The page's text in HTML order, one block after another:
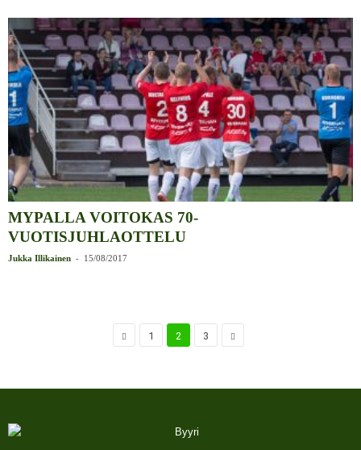
MYPALLA VOITOKAS 70-
VUOTISJUHLAOTTELU
Jukka Illikainen - 15/08/2017
1 2 3